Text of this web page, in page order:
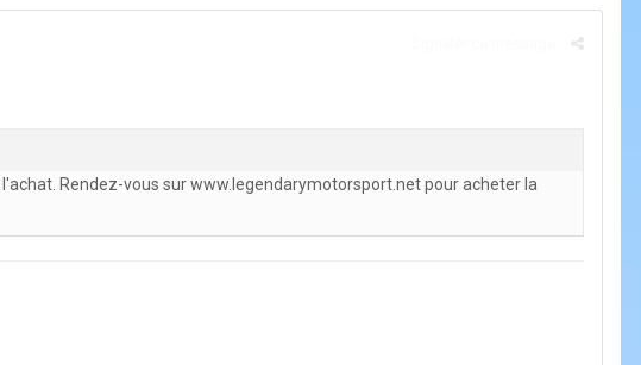
Rendez-vous sur www.legendarymotorsport.net pour acheter la